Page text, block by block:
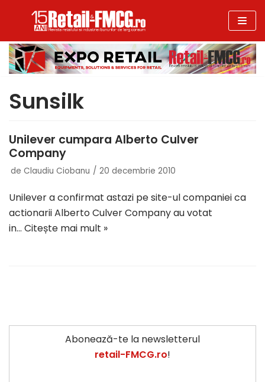
la
conținut
Sunsilk
Unilever cumpara Alberto Culver
Company
de Claudiu Ciobanu 20 decembrie 2010
Unilever a confirmat astazi pe site-ul companiei ca
actionarii Alberto Culver Company au votat
in… Citește mai mult »
Abonează-te la newsletterul
retail-FMCG.ro!